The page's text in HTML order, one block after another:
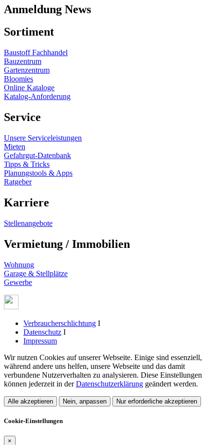
Anmeldung News
Sortiment
Baustoff Fachhandel
Bauzentrum
Gartenzentrum
Bloomies
Online Kataloge
Katalog-Anforderung
Service
Unsere Serviceleistungen
Mieten
Gefahrgut-Datenbank
Tipps & Tricks
Planungstools & Apps
Ratgeber
Karriere
Stellenangebote
Vermietung / Immobilien
Wohnung
Garage & Stellplätze
Gewerbe
Verbraucherschlichtung I
Datenschutz I
Impressum
Wir nutzen Cookies auf unserer Webseite. Einige sind essenziell,
während andere uns helfen, unsere Webseite und das damit
verbundene Nutzerverhalten zu analysieren. Diese Einstellungen
können jederzeit in derDatenschutzerklärung geändert werden.
Alle akzeptieren Nein, anpassen Nur erforderliche akzeptieren
Cookie-Einstellungen
×